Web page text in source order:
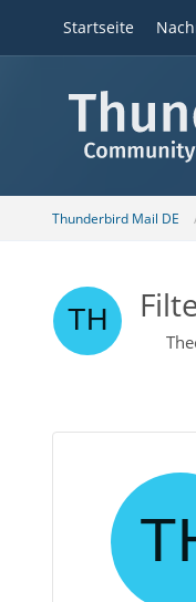
Startseite
Thunderbird Mail DE